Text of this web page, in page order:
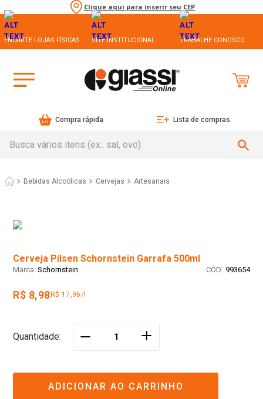
Clique aqui para inserir seu CEP
ENCARTE LOJAS FÍSICAS SITE INSTITUCIONAL TRABALHE CONOSCO
Compra rápida Lista de compras
Bebidas Alcoólicas Cervejas Artesanais
Cerveja Pilsen Schornstein Garrafa 500ml
Schornstein : 993654
R$ 8,98 R$ 17,96/l
Quantidade ＋
ADICIONAR AO CARRINHO